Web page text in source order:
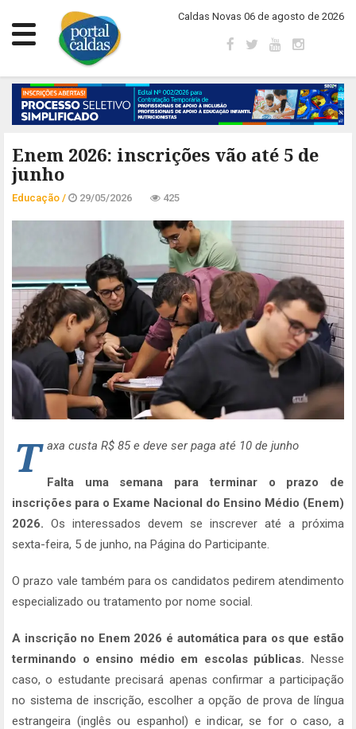
Caldas Novas 06 de agosto de 2026
Enem 2026: inscrições vão até 5 de
junho
Educação / 29/05/2026 425
T axa custa R$ 85 e deve ser paga até 10 de junho
Falta uma semana para terminar o prazo de
inscrições para o Exame Nacional do Ensino Médio (Enem)
2026. Os interessados devem se inscrever até a próxima
sexta-feira, 5 de junho, na Página do Participante.
O prazo vale também para os candidatos pedirem atendimento
especializado ou tratamento por nome social.
A inscrição no Enem 2026 é automática para os que estão
terminando o ensino médio em escolas públicas. Nesse
caso, o estudante precisará apenas confirmar a participação
no sistema de inscrição, escolher a opção de prova de língua
estrangeira (inglês ou espanhol) e indicar, se for o caso, a